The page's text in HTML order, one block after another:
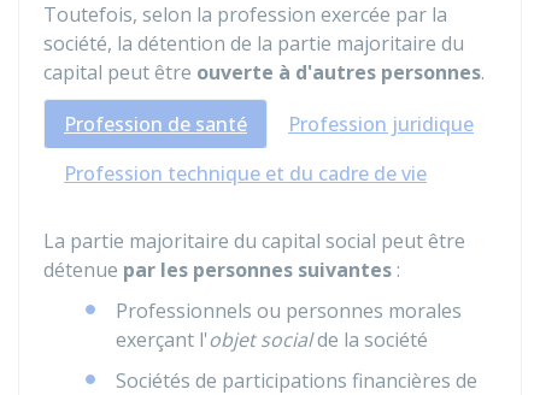
Toutefois, selon la profession exercée par la
société, la détention de la partie majoritaire du
capital peut être ouverte à d'autres personnes.
Profession de santé
Profession juridique
Profession technique et du cadre de vie
La partie majoritaire du capital social peut être
détenue par les personnes suivantes :
Professionnels ou personnes morales
exerçant l'objet socialde la société
Sociétés de participations financières de